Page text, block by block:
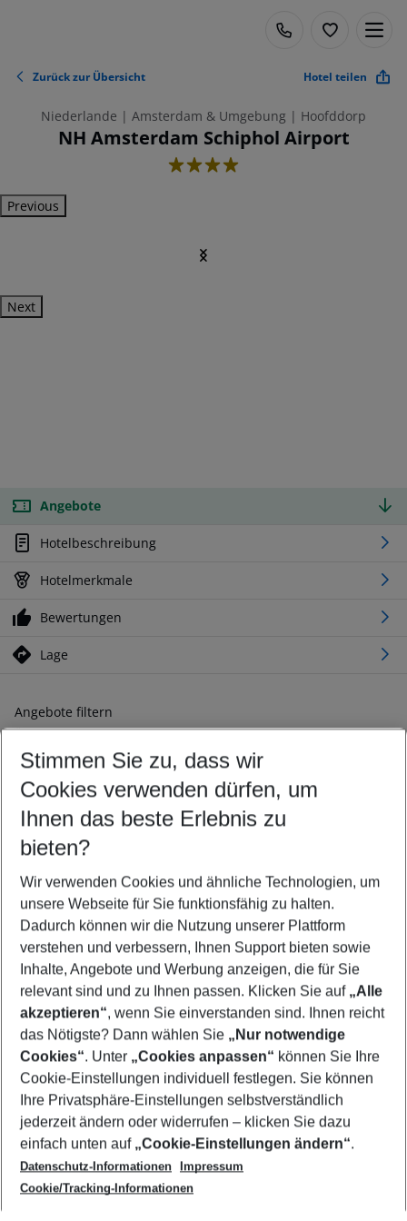
Zurück zur Übersicht Hotel teilen
Niederlande | Amsterdam & Umgebung | Hoofddorp
NH Amsterdam Schiphol Airport
4
Previous
Next
Angebote
Hotelbeschreibung
Hotelmerkmale
Bewertungen
Lage
Angebote filtern
Ändern Sie Ihre Kriterien nach Ihren Wünschen
Abflughafen wählen
Beliebiger Abflughafen
Reisezeitraum wählen
10.08.26– 08.08.27 5-8 Nächte
2 Erwachsene Keine Kinder
Mehr Filter anzeigen
Footer
Footer navigation
Über uns
AGB
Cookie-Einstellungen ändern
Cookie-Richtlinie
Datenschutz
Service & Hilfe
Barrierefreies Reisen
Check-in
Folgen Sie uns
Stimmen Sie zu, dass wir
Cookies verwenden dürfen, um
Ihnen das beste Erlebnis zu
bieten?
Wir verwenden Cookies und ähnliche Technologien, um
unsere Webseite für Sie funktionsfähig zu halten.
Dadurch können wir die Nutzung unserer Plattform
verstehen und verbessern, Ihnen Support bieten sowie
Inhalte, Angebote und Werbung anzeigen, die für Sie
relevant sind und zu Ihnen passen. Klicken Sie auf „Alle
akzeptieren“, wenn Sie einverstanden sind. Ihnen reicht
das Nötigste? Dann wählen Sie „Nur notwendige
Cookies“. Unter „Cookies anpassen“ können Sie Ihre
Cookie-Einstellungen individuell festlegen. Sie können
Ihre Privatsphäre-Einstellungen selbstverständlich
jederzeit ändern oder widerrufen – klicken Sie dazu
einfach unten auf „Cookie-Einstellungen ändern“.
Datenschutz-Informationen
Impressum
Cookie/Tracking-Informationen